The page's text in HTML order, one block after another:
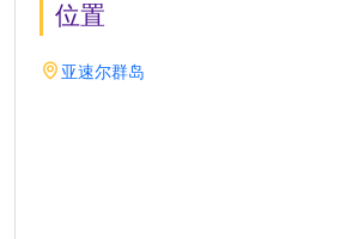
位置
亚速尔群岛